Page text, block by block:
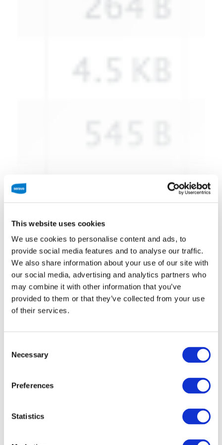
This website uses cookies
We use cookies to personalise content and ads, to
provide social media features and to analyse our traffic.
We also share information about your use of our site with
our social media, advertising and analytics partners who
may combine it with other information that you’ve
provided to them or that they’ve collected from your use
of their services.
Selection
Necessary
Preferences
Statistics
PageSpeed saa
sivustostasi
Samaan aikaan kun verkkopalvelut kehittyvät yhä
ihmisen kärsivällisyys ja sivunlataukseen kuluvien
avautua salamannopeasti, muuten lukija tai